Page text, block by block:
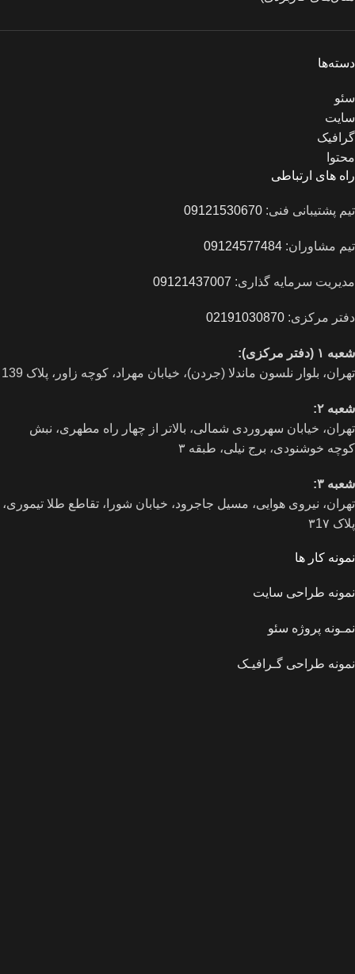
دسته‌ها
سئو
سایت
گرافیک
محتوا
راه های ارتباطی
تیم پشتیبانی فنی: 09121530670
تیم مشاوران: 09124577484
مدیریت سرمایه گذاری: 09121437007
دفتر مرکزی: 02191030870
شعبه ۱ (دفتر مرکزی):
تهران، بلوار نلسون ماندلا (جردن)، خیابان مهراد، کوچه زاور، پلاک 139
شعبه ۲:
تهران، خيابان سهروردی شمالی، بالاتر از چهار راه مطهری، نبش
کوچه خوشنودی، برج نیلی، طبقه ۳
شعبه ۳:
تهران، نیروی هوایی، مسیل جاجرود، خیابان شورا، تقاطع طلا تیموری،
پلاک ۳1۷
نمونه کار ها
نمونه طراحی سایت
نمـونه پروژه سئو
نمونه طراحی گـرافیـک